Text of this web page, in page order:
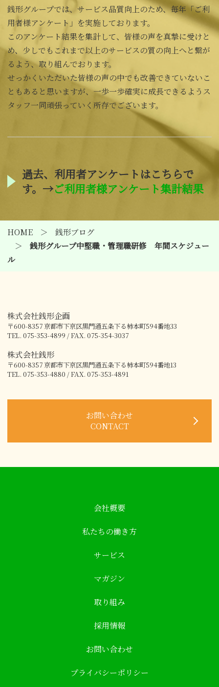
銭形グループでは、サービス品質向上のため、毎年「ご利
用者様アンケート」を実施しております。
このアンケート結果を集計して、皆様の声を真摯に受けと
め、少しでもこれまで以上のサービスの質の向上へと繋が
るよう、取り組んでおります。
せっかくいただいた皆様の声の中でも改善できていないこ
ともあると思いますが、一歩一歩確実に成長できるようス
タッフ一同頑張っていく所存でございます。
過去、利用者アンケートはこちらで
す。→ご利用者様アンケート集計結果
HOME
銭形ブログ
銭形グループ中堅職・管理職研修 年間スケジュー
ル
株式会社銭形企画
〒600-8357京都市下京区黒門通五条下る柿本町594番地33
TEL. 075-353-4899 / FAX. 075-354-3037
株式会社銭形
〒600-8357京都市下京区黒門通五条下る柿本町594番地13
TEL. 075-353-4880 / FAX. 075-353-4891
お問い合わせ
CONTACT
会社概要
私たちの働き方
サービス
マガジン
取り組み
採用情報
お問い合わせ
プライバシーポリシー